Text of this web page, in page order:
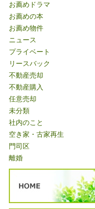
お薦めドラマ
お薦めの本
お薦め物件
ニュース
プライベート
リースバック
不動産売却
不動産購入
任意売却
未分類
社内のこと
空き家・古家再生
門司区
離婚